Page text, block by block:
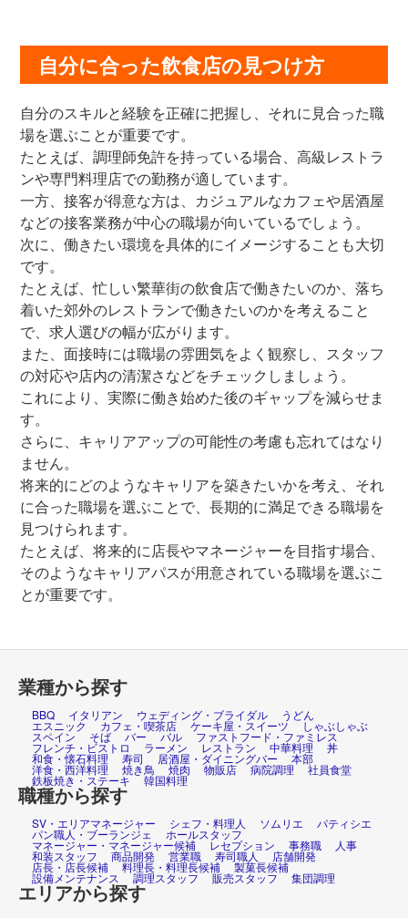
自分に合った飲食店の見つけ方
自分のスキルと経験を正確に把握し、それに見合った職
場を選ぶことが重要です。
たとえば、調理師免許を持っている場合、高級レストラ
ンや専門料理店での勤務が適しています。
一方、接客が得意な方は、カジュアルなカフェや居酒屋
などの接客業務が中心の職場が向いているでしょう。
次に、働きたい環境を具体的にイメージすることも大切
です。
たとえば、忙しい繁華街の飲食店で働きたいのか、落ち
着いた郊外のレストランで働きたいのかを考えること
で、求人選びの幅が広がります。
また、面接時には職場の雰囲気をよく観察し、スタッフ
の対応や店内の清潔さなどをチェックしましょう。
これにより、実際に働き始めた後のギャップを減らせま
す。
さらに、キャリアアップの可能性の考慮も忘れてはなり
ません。
将来的にどのようなキャリアを築きたいかを考え、それ
に合った職場を選ぶことで、長期的に満足できる職場を
見つけられます。
たとえば、将来的に店長やマネージャーを目指す場合、
そのようなキャリアパスが用意されている職場を選ぶこ
とが重要です。
業種から探す
BBQ イタリアン ウェディング・ブライダル うどん
エスニック カフェ・喫茶店 ケーキ屋・スイーツ しゃぶしゃぶ
スペイン そば バー バル ファストフード・ファミレス
フレンチ・ビストロ ラーメン レストラン 中華料理 丼
和食・懐石料理 寿司 居酒屋・ダイニングバー 本部
洋食・西洋料理 焼き鳥 焼肉 物販店 病院調理 社員食堂
鉄板焼き・ステーキ 韓国料理
職種から探す
SV・エリアマネージャー シェフ・料理人 ソムリエ パティシエ
パン職人・ブーランジェ ホールスタッフ
マネージャー・マネージャー候補 レセプション 事務職 人事
和装スタッフ 商品開発 営業職 寿司職人 店舗開発
店長・店長候補 料理長・料理長候補 製菓長候補
設備メンテナンス 調理スタッフ 販売スタッフ 集団調理
エリアから探す